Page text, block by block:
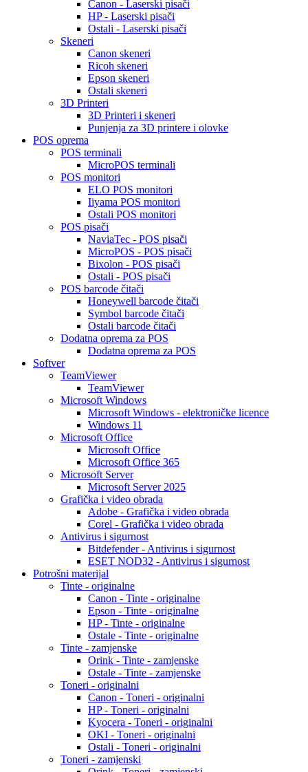
Canon - Laserski pisači
HP - Laserski pisači
Ostali - Laserski pisači
Skeneri
Canon skeneri
Ricoh skeneri
Epson skeneri
Ostali skeneri
3D Printeri
3D Printeri i skeneri
Punjenja za 3D printere i olovke
POS oprema
POS terminali
MicroPOS terminali
POS monitori
ELO POS monitori
Iiyama POS monitori
Ostali POS monitori
POS pisači
NaviaTec - POS pisači
MicroPOS - POS pisači
Bixolon - POS pisači
Ostali - POS pisači
POS barcode čitači
Honeywell barcode čitači
Symbol barcode čitači
Ostali barcode čitači
Dodatna oprema za POS
Dodatna oprema za POS
Softver
TeamViewer
TeamViewer
Microsoft Windows
Microsoft Windows - elektroničke licence
Windows 11
Microsoft Office
Microsoft Office
Microsoft Office 365
Microsoft Server
Microsoft Server 2025
Grafička i video obrada
Adobe - Grafička i video obrada
Corel - Grafička i video obrada
Antivirus i sigurnost
Bitdefender - Antivirus i sigurnost
ESET NOD32 - Antivirus i sigurnost
Potrošni materijal
Tinte - originalne
Canon - Tinte - originalne
Epson - Tinte - originalne
HP - Tinte - originalne
Ostale - Tinte - originalne
Tinte - zamjenske
Orink - Tinte - zamjenske
Ostale - Tinte - zamjenske
Toneri - originalni
Canon - Toneri - originalni
HP - Toneri - originalni
Kyocera - Toneri - originalni
OKI - Toneri - originalni
Ostali - Toneri - originalni
Toneri - zamjenski